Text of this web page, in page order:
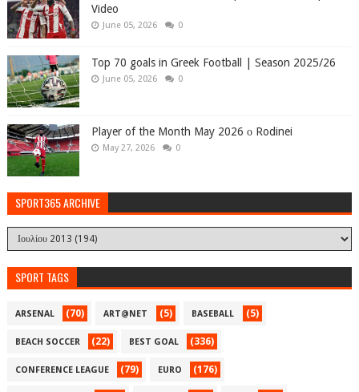
Video
June 05, 2026 0
Top 70 goals in Greek Football | Season 2025/26
June 05, 2026 0
Player of the Month May 2026 ο Rodinei
May 27, 2026 0
SPORT365 ARCHIVE
SPORT TAGS
ARSENAL (70) ART@NET (5) BASEBALL (5)
BEACH SOCCER (22) BEST GOAL (336)
CONFERENCE LEAGUE (79) EURO (176)